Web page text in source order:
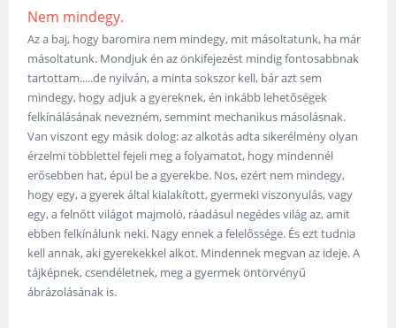
Nem mindegy.
Az a baj, hogy baromira nem mindegy, mit másoltatunk, ha már
másoltatunk. Mondjuk én az önkifejezést mindig fontosabbnak
tartottam.....de nyilván, a minta sokszor kell, bár azt sem
mindegy, hogy adjuk a gyereknek, én inkább lehetőségek
felkínálásának nevezném, semmint mechanikus másolásnak.
Van viszont egy másik dolog: az alkotás adta sikerélmény olyan
érzelmi többlettel fejeli meg a folyamatot, hogy mindennél
erősebben hat, épül be a gyerekbe. Nos, ezért nem mindegy,
hogy egy, a gyerek által kialakított, gyermeki viszonyulás, vagy
egy, a felnőtt világot majmoló, ráadásul negédes világ az, amit
ebben felkínálunk neki. Nagy ennek a felelőssége. És ezt tudnia
kell annak, aki gyerekekkel alkot. Mindennek megvan az ideje. A
tájképnek, csendéletnek, meg a gyermek öntörvényű
ábrázolásának is.